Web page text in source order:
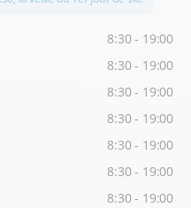
8:30 - 19:00
8:30 - 19:00
8:30 - 19:00
8:30 - 19:00
8:30 - 19:00
8:30 - 19:00
8:30 - 19:00